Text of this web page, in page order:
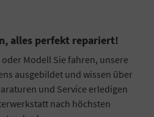
alles perfekt repariert!
Modell Sie fahren, unsere
ausgebildet und wissen über
und Service erledigen
nach höchsten